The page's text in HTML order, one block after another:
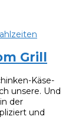
Grill
Käse-
unsere. Und
der
und